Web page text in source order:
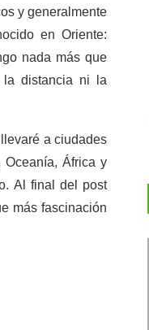
y generalmente
en Oriente:
nada más que
la distancia ni la
a ciudades
Oceanía, África y
Al final del post
más fascinación